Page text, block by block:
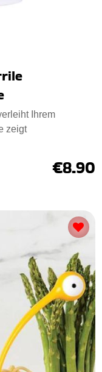
Ihrem
zeigt
€8.90